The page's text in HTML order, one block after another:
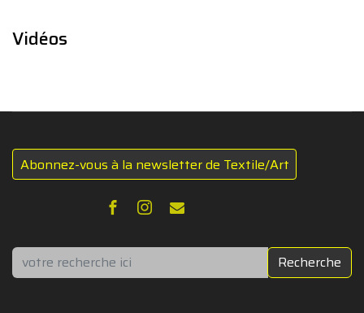
Vidéos
Abonnez-vous à la newsletter de Textile/Art
Rechercher Recherche